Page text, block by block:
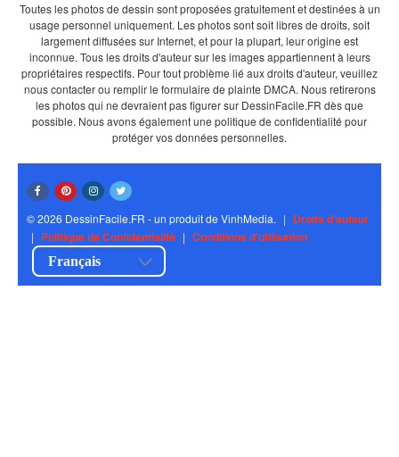
Toutes les photos de dessin sont proposées gratuitement et destinées à un
usage personnel uniquement. Les photos sont soit libres de droits, soit
largement diffusées sur Internet, et pour la plupart, leur origine est
inconnue. Tous les droits d'auteur sur les images appartiennent à leurs
propriétaires respectifs. Pour tout problème lié aux droits d'auteur, veuillez
nous contacter ou remplir le formulaire de plainte DMCA. Nous retirerons
les photos qui ne devraient pas figurer sur DessinFacile.FR dès que
possible. Nous avons également une politique de confidentialité pour
protéger vos données personnelles.
© 2026 DessinFacile.FR - un produit de VinhMedia. | Droits d'auteur
| Politique de Confidentialité | Conditions d'utilisation
Français